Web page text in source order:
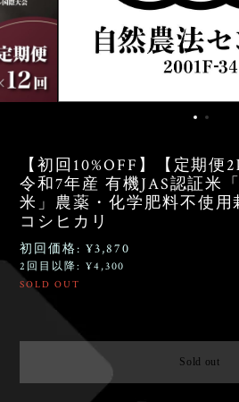
【初回10%OFF】【定期便
令和7年産 有機JAS認証米
米」農薬・化学肥料不使
コシヒカリ
初回価格: ¥3,870
2回目以降: ¥4,300
SOLD OUT
Sold out